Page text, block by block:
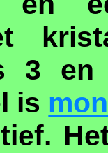
3
is